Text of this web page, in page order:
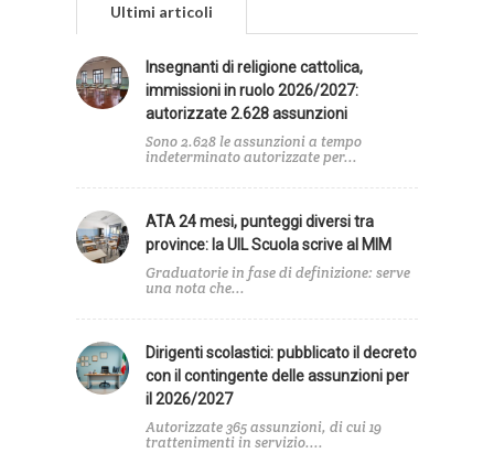
Ultimi articoli
Insegnanti di religione cattolica,
immissioni in ruolo 2026/2027:
autorizzate 2.628 assunzioni
Sono 2.628 le assunzioni a tempo
indeterminato autorizzate per...
ATA 24 mesi, punteggi diversi tra
province: la UIL Scuola scrive al MIM
Graduatorie in fase di definizione: serve
una nota che...
Dirigenti scolastici: pubblicato il decreto
con il contingente delle assunzioni per
il 2026/2027
Autorizzate 365 assunzioni, di cui 19
trattenimenti in servizio....